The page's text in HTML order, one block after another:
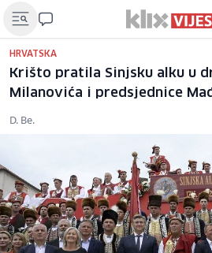
HRVATSKA
Krišto pratila Sinjsku alku u
Milanovića i predsjednice
D. Be.